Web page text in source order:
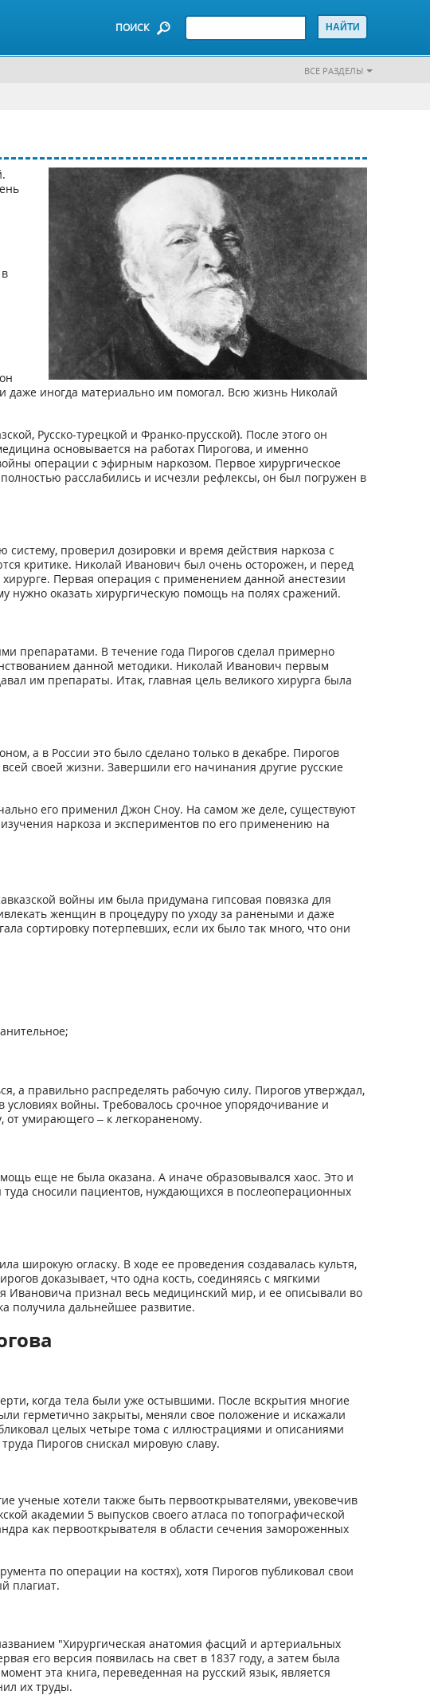
ПОИСК
ВСЕ РАЗДЕЛЫ
даже иногда материально им помогал. Всю жизнь Николай
Русско-турецкой и Франко-прусской). После этого он
основывается на работах Пирогова, и именно
операции с эфирным наркозом. Первое хирургическое
расслабились и исчезли рефлексы, он был погружен в
проверил дозировки и время действия наркоза с
критике. Николай Иванович был очень осторожен, и перед
Первая операция с применением данной анестезии
нужно оказать хирургическую помощь на полях сражений.
препаратами. В течение года Пирогов сделал примерно
данной методики. Николай Иванович первым
им препараты. Итак, главная цель великого хирурга была
а в России это было сделано только в декабре. Пирогов
своей жизни. Завершили его начинания другие русские
его применил Джон Сноу. На самом же деле, существуют
наркоза и экспериментов по его применению на
войны им была придумана гипсовая повязка для
женщин в процедуру по уходу за ранеными и даже
сортировку потерпевших, если их было так много, что они
а правильно распределять рабочую силу. Пирогов утверждал,
войны. Требовалось срочное упорядочивание и
от умирающего – к легкораненому.
еще не была оказана. А иначе образовывался хаос. Это и
сносили пациентов, нуждающихся в послеоперационных
широкую огласку. В ходе ее проведения создавалась культя,
доказывает, что одна кость, соединяясь с мягкими
Ивановича признал весь медицинский мир, и ее описывали во
получила дальнейшее развитие.
когда тела были уже остывшими. После вскрытия многие
герметично закрыты, меняли свое положение и искажали
целых четыре тома с иллюстрациями и описаниями
Пирогов снискал мировую славу.
ученые хотели также быть первооткрывателями, увековечив
академии 5 выпусков своего атласа по топографической
как первооткрывателя в области сечения замороженных
по операции на костях), хотя Пирогов публиковал свои
плагиат.
"Хирургическая анатомия фасций и артериальных
его версия появилась на свет в 1837 году, а затем была
эта книга, переведенная на русский язык, является
их труды.